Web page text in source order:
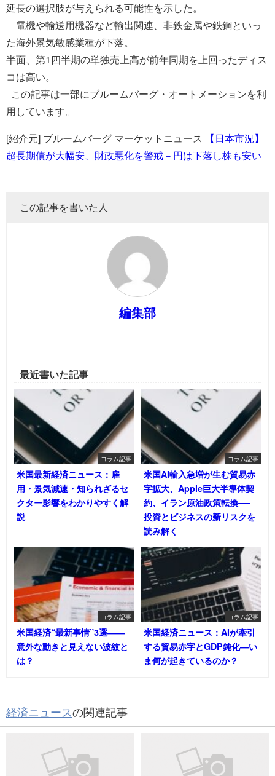
延長の選択肢が与えられる可能性を示した。
電機や輸送用機器など輸出関連、非鉄金属や鉄鋼といっ
た海外景気敏感業種が下落。
半面、第1四半期の単独売上高が前年同期を上回ったディス
コは高い。
この記事は一部にブルームバーグ・オートメーションを利
用しています。
[紹介元] ブルームバーグ マーケットニュース
【日本市況】
超長期債が大幅安、財政悪化を警戒－円は下落し株も安い
この記事を書いた人
編集部
最近書いた記事
コラム記事
米国最新経済ニュース：雇
用・景気減速・知られざるセ
クター影響をわかりやすく解
説
コラム記事
米国AI輸入急増が生む貿易赤
字拡大、Apple巨大半導体契
約、イラン原油政策転換──
投資とビジネスの新リスクを
読み解く
コラム記事
米国経済“最新事情”3選――
意外な動きと見えない波紋と
は？
コラム記事
米国経済ニュース：AIが牽引
する貿易赤字とGDP鈍化―い
ま何が起きているのか？
経済ニュースの関連記事